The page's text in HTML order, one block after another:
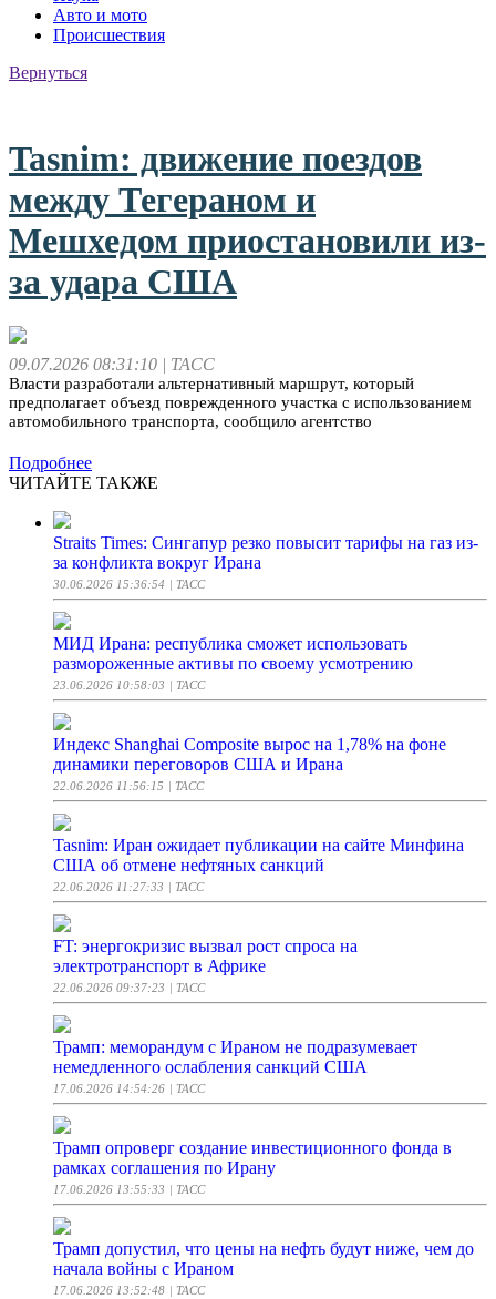
Авто и мото
Происшествия
Вернуться
Tasnim: движение поездов
между Тегераном и
Мешхедом приостановили из-
за удара США
09.07.2026 08:31:10 | ТАСС
Власти разработали альтернативный маршрут, который
предполагает объезд поврежденного участка с использованием
автомобильного транспорта, сообщило агентство
Подробнее
ЧИТАЙТЕ ТАКЖЕ
Straits Times: Сингапур резко повысит тарифы на газ из-
за конфликта вокруг Ирана
30.06.2026 15:36:54 | ТАСС
МИД Ирана: республика сможет использовать
размороженные активы по своему усмотрению
23.06.2026 10:58:03 | ТАСС
Индекс Shanghai Composite вырос на 1,78% на фоне
динамики переговоров США и Ирана
22.06.2026 11:56:15 | ТАСС
Tasnim: Иран ожидает публикации на сайте Минфина
США об отмене нефтяных санкций
22.06.2026 11:27:33 | ТАСС
FT: энергокризис вызвал рост спроса на
электротранспорт в Африке
22.06.2026 09:37:23 | ТАСС
Трамп: меморандум с Ираном не подразумевает
немедленного ослабления санкций США
17.06.2026 14:54:26 | ТАСС
Трамп опроверг создание инвестиционного фонда в
рамках соглашения по Ирану
17.06.2026 13:55:33 | ТАСС
Трамп допустил, что цены на нефть будут ниже, чем до
начала войны с Ираном
17.06.2026 13:52:48 | ТАСС